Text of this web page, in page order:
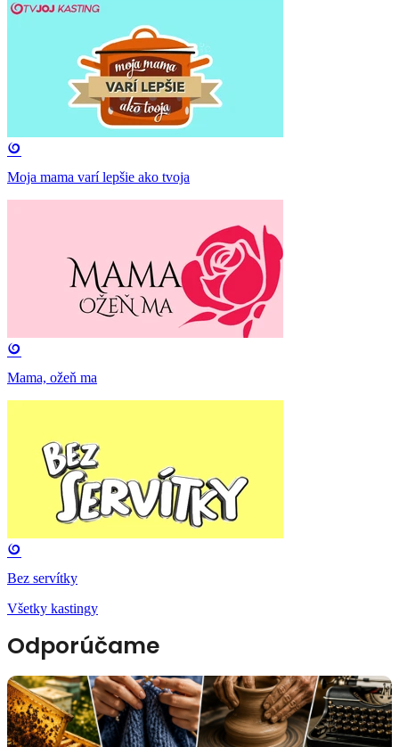
Moja mama varí lepšie ako tvoja
Mama, ožeň ma
Bez servítky
Všetky kastingy
Odporúčame